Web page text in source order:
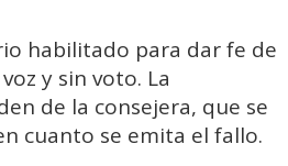
habilitado para dar fe de
y sin voto. La
de la consejera, que se
cuanto se emita el fallo.